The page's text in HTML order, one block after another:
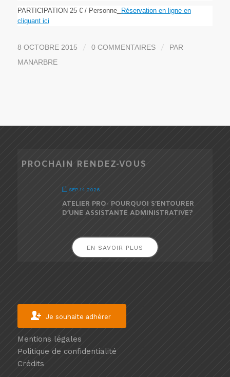
PARTICIPATION 25 € / Personne
Réservation en ligne en
cliquant ici
8 OCTOBRE 2015 / 0 COMMENTAIRES /
PAR
MANARBRE
PROCHAIN RENDEZ-VOUS
SEP 14 2026
ATELIER PRO- POURQUOI S’ENTOURER
D’UNE ASSISTANTE ADMINISTRATIVE?
EN SAVOIR PLUS
Je souhaite adhérer
Mentions légales
Politique de confidentialité
Crédits